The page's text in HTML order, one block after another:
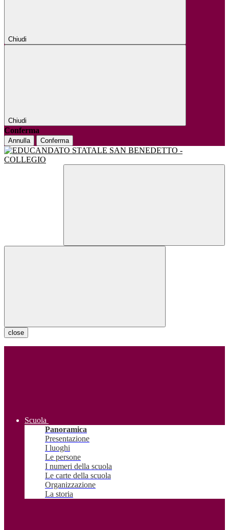
Chiudi
Chiudi
Conferma
Annulla Conferma
close
Scuola
Panoramica
Presentazione
I luoghi
Le persone
I numeri della scuola
Le carte della scuola
Organizzazione
La storia